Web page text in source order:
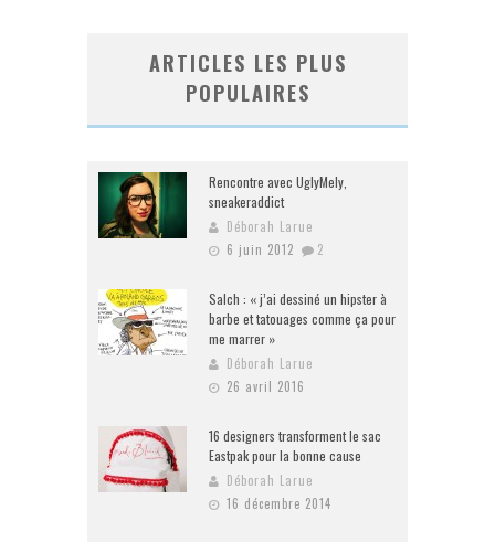
ARTICLES LES PLUS
POPULAIRES
Rencontre avec UglyMely,
sneakeraddict
Déborah Larue
6 juin 2012
2
Salch : « j’ai dessiné un hipster à
barbe et tatouages comme ça pour
me marrer »
Déborah Larue
26 avril 2016
16 designers transforment le sac
Eastpak pour la bonne cause
Déborah Larue
16 décembre 2014